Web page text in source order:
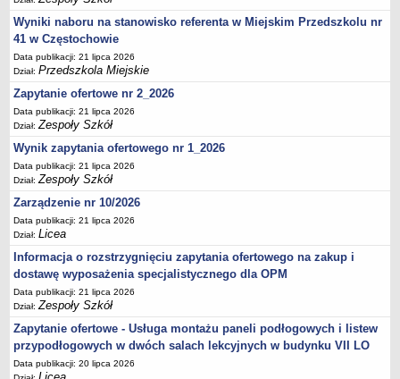
Wyniki naboru na stanowisko referenta w Miejskim Przedszkolu nr
41 w Częstochowie
Data publikacji: 21 lipca 2026
Dział:Przedszkola Miejskie
Zapytanie ofertowe nr 2_2026
Data publikacji: 21 lipca 2026
Dział:Zespoły Szkół
Wynik zapytania ofertowego nr 1_2026
Data publikacji: 21 lipca 2026
Dział:Zespoły Szkół
Zarządzenie nr 10/2026
Data publikacji: 21 lipca 2026
Dział:Licea
Informacja o rozstrzygnięciu zapytania ofertowego na zakup i
dostawę wyposażenia specjalistycznego dla OPM
Data publikacji: 21 lipca 2026
Dział:Zespoły Szkół
Zapytanie ofertowe - Usługa montażu paneli podłogowych i listew
przypodłogowych w dwóch salach lekcyjnych w budynku VII LO
Data publikacji: 20 lipca 2026